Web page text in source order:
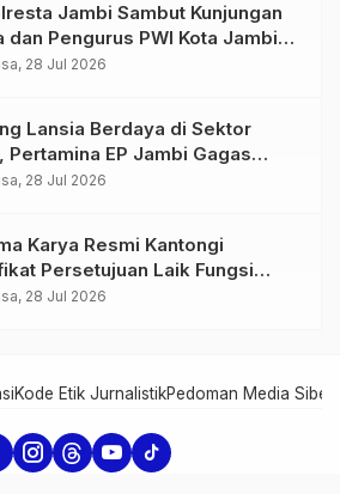
Jambi Sambut Kunjungan
dan Pengurus PWI Kota Jambi
Sinergi dan Kolaborasi
28 Jul 2026
Lansia Berdaya di Sektor
Pertamina EP Jambi Gagas
Batik Eco-Print
28 Jul 2026
Karya Resmi Kantongi
Persetujuan Laik Fungsi
Jembatan Musi V Tol
28 Jul 2026
Kode Etik JurnalistikPedoman Media Siber